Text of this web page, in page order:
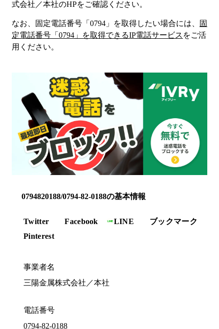
式会社／本社のHPをご確認ください。
なお、固定電話番号「 0794 」を取得したい場合には、
固
定電話番号「 0794 」を取得できるIP電話サービス をご活
用ください。
0794820188/0794-82-0188の基本情報
Twitter Facebook LINE
ブックマーク
Pinterest
事業者名
三陽金属株式会社／本社
電話番号
0794-82-0188